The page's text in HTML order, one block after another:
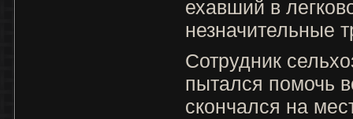
ехавший в
незначительные
Сотрудник
пытался помочь
скончался на